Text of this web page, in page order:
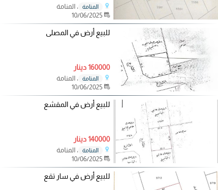
المنامة
، المنامة
للبيع أرض في المصلى
160000 دينار
المنامة
، المنامة
للبيع أرض في المقشع
140000 دينار
المنامة
، المنامة
للبيع أرض في سار تقع